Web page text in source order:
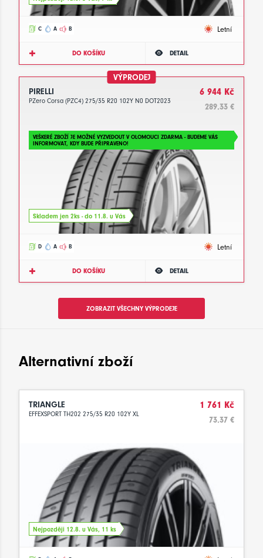
C A B Letní
DO KOŠÍKU DETAIL
VÝPRODEJ
PIRELLI
PZero Corsa (PZC4) 275/35 R20 102Y N0 DOT2023
6 944 Kč
289.33 €
VEŠKERÉ ZBOŽÍ JE MOŽNÉ VYZVEDOUT V OLOMOUCI ZDARMA - BUDEME VÁS
INFORMOVAT, KDY BUDE PŘIPRAVENO!
Skladem jen 2ks - do 11.8. u Vás
D A B Letní
DO KOŠÍKU DETAIL
ZOBRAZIT VŠECHNY VÝPRODEJE
Alternativní zboží
TRIANGLE
EFFEXSPORT TH202 275/35 R20 102Y XL
1 761 Kč
73.37 €
Nejpozději 12.8. u Vás, 11 ks